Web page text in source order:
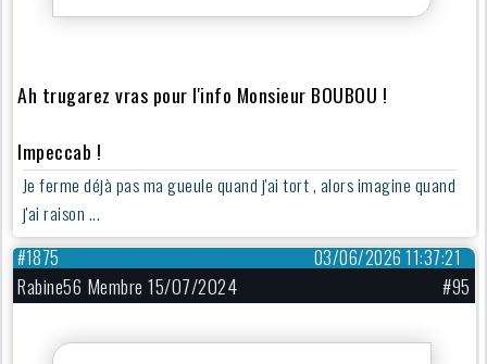
Ah trugarez vras pour l'info Monsieur BOUBOU !
Impeccab !
Je ferme déjà pas ma gueule quand j'ai tort , alors imagine quand
j'ai raison ...
03/06/2026 11:37:21
#1875
Rabine56 Membre 15/07/2024 #95